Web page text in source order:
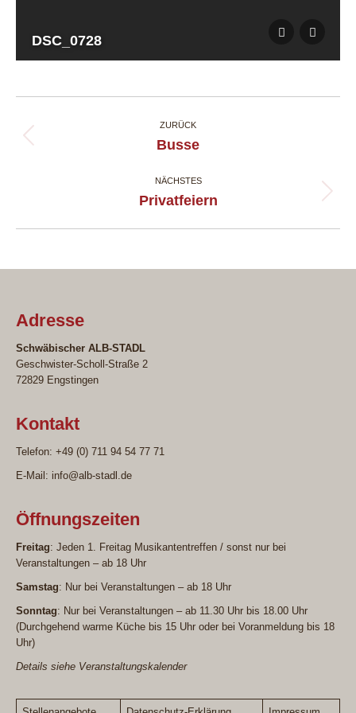
DSC_0728
Navigation
ZURÜCK
Vorheriges
Busse
NÄCHSTES
Nächstes
Privatfeiern
Adresse
Schwäbischer ALB-STADL
Geschwister-Scholl-Straße 2
72829 Engstingen
Kontakt
Telefon: +49 (0) 711 94 54 77 71
E-Mail: info@alb-stadl.de
Öffnungszeiten
Freitag: Jeden 1. Freitag Musikantentreffen / sonst nur bei
Veranstaltungen – ab 18 Uhr
Samstag: Nur bei Veranstaltungen – ab 18 Uhr
Sonntag: Nur bei Veranstaltungen – ab 11.30 Uhr bis 18.00 Uhr
(Durchgehend warme Küche bis 15 Uhr oder bei Voranmeldung bis 18
Uhr)
Details siehe Veranstaltungskalender